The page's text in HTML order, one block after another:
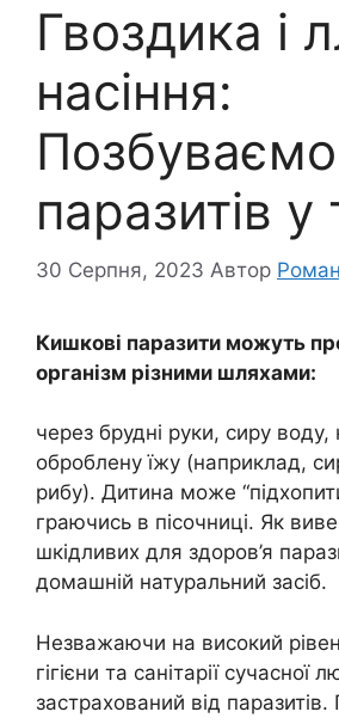
Гвоздика і
насіння:
паразитів у
30 Серпня, 2023 Автор
Кишкові паразити можуть
організм різними шляхами:
через брудні руки, сиру воду,
оброблену їжу (наприклад,
рибу). Дитина може
граючись в пісочниці. Як
шкідливих для здоров’я
домашній натуральний засіб.
Незважаючи на високий
гігієни та санітарії сучасної
застрахований від паразитів.